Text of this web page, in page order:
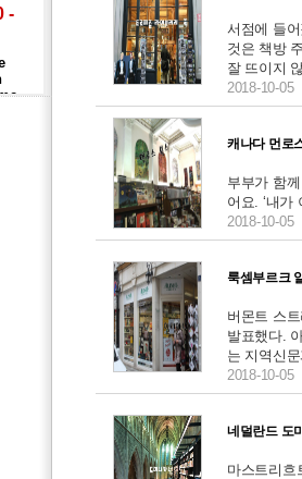
서점에 들
것은 책방
잘 뜨이지
2018-10-05
캐나다 먼로
부부가 함
어요. ‘내가
2018-10-05
룩셈부르크
버몬트 스
발표했다.
는 지역신
2018-10-05
네덜란드 도
마스트리흐